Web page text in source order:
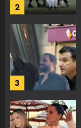
2
3